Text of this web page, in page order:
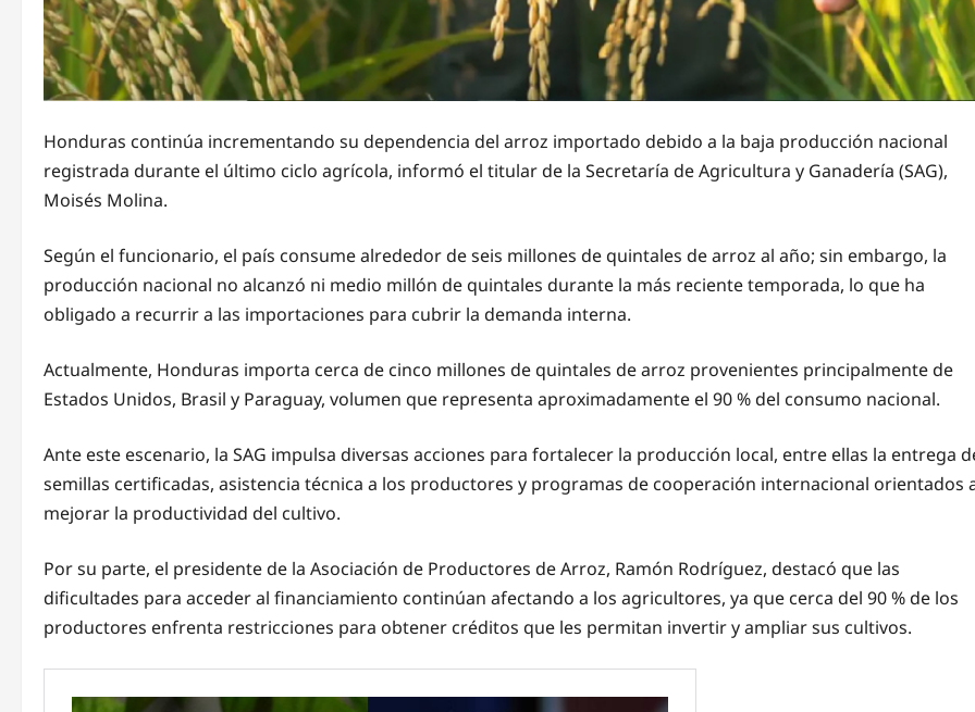
Honduras continúa incrementando su dependencia del arroz importado debido a la baja producción nacional
registrada durante el último ciclo agrícola, informó el titular de la Secretaría de Agricultura y Ganadería (SAG),
Moisés Molina.
Según el funcionario, el país consume alrededor de seis millones de quintales de arroz al año; sin embargo, la
producción nacional no alcanzó ni medio millón de quintales durante la más reciente temporada, lo que ha
obligado a recurrir a las importaciones para cubrir la demanda interna.
Actualmente, Honduras importa cerca de cinco millones de quintales de arroz provenientes principalmente de
Estados Unidos, Brasil y Paraguay, volumen que representa aproximadamente el 90 % del consumo nacional.
Ante este escenario, la SAG impulsa diversas acciones para fortalecer la producción local, entre ellas la entrega
semillas certificadas, asistencia técnica a los productores y programas de cooperación internacional orientados
mejorar la productividad del cultivo.
Por su parte, el presidente de la Asociación de Productores de Arroz, Ramón Rodríguez, destacó que las
dificultades para acceder al financiamiento continúan afectando a los agricultores, ya que cerca del 90 % de los
productores enfrenta restricciones para obtener créditos que les permitan invertir y ampliar sus cultivos.